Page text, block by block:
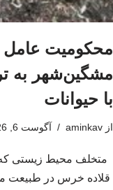
محکومیت
مشگین‌شهر به
با حیوانات
از aminkav آگوست 6, 2026
متخلف محیط زیستی
قلاده خرس در طبیعت